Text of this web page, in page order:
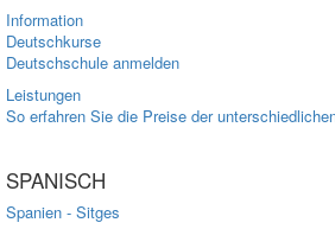
Information
Deutschkurse
Deutschschule anmelden
Leistungen
So erfahren Sie die Preise der
SPANISCH
Spanien - Sitges